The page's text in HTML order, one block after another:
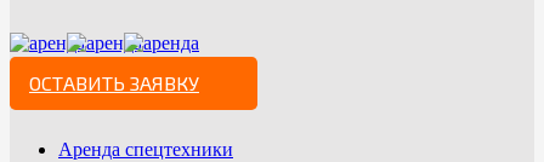
ОСТАВИТЬ ЗАЯВКУ
Аренда спецтехники